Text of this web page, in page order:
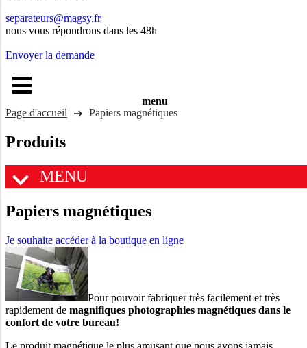
separateurs@magsy.fr
nous vous répondrons dans les 48h
Envoyer la demande
menu
Page d'accueil
Papiers magnétiques
Produits
MENU
Papiers magnétiques
Je souhaite accéder à la boutique en ligne
Pour pouvoir fabriquer très facilement et très
rapidement de magnifiques photographies magnétiques dans le
confort de votre bureau!
Le produit magnétique le plus amusant que nous ayons jamais